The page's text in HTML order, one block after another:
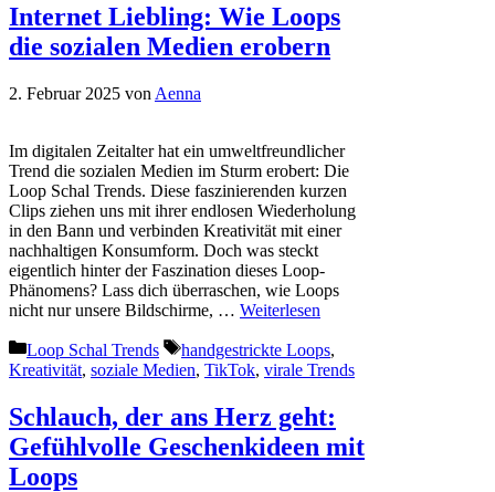
Internet Liebling: Wie Loops
die sozialen Medien erobern
2. Februar 2025 von Aenna
Im digitalen Zeitalter hat ein umweltfreundlicher
Trend die sozialen Medien im Sturm erobert: Die
Loop Schal Trends. Diese faszinierenden kurzen
Clips ziehen uns mit ihrer endlosen Wiederholung
in den Bann und verbinden Kreativität mit einer
nachhaltigen Konsumform. Doch was steckt
eigentlich hinter der Faszination dieses Loop-
Phänomens? Lass dich überraschen, wie Loops
nicht nur unsere Bildschirme, … Weiterlesen
Kategorien
Loop Schal Trends Schlagwörter
handgestrickte Loops,
Kreativität, soziale Medien, TikTok, virale Trends
Schlauch, der ans Herz geht:
Gefühlvolle Geschenkideen mit
Loops